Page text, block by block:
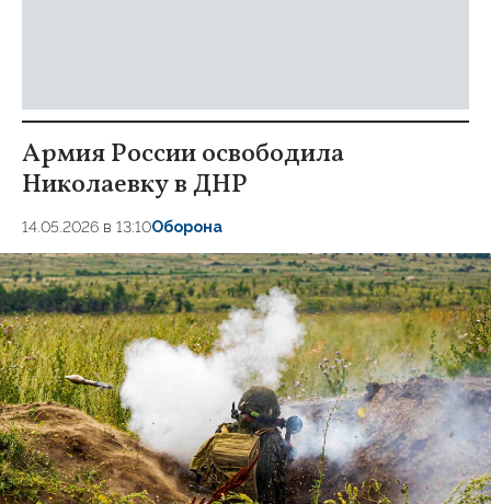
Армия России освободила
Николаевку в ДНР
14.05.2026 в 13:10Оборона